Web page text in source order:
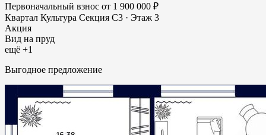
Первоначальный взнос от 1 900 000 ₽
Квартал Культура Секция С3 · Этаж 3
Акция
Вид на пруд
ещё +1
Выгодное предложение